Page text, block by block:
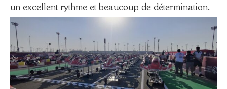
un excellent rythme et beaucoup de détermination.